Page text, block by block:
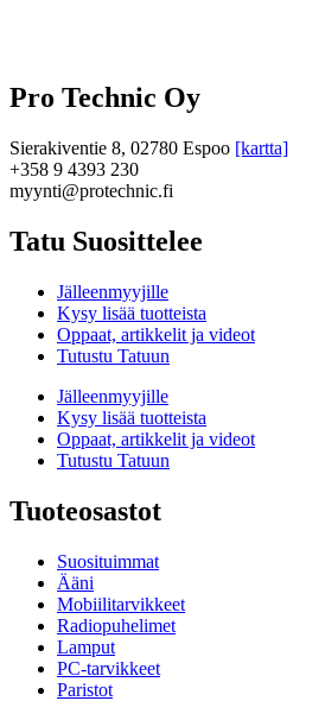
Pro Technic Oy
Sierakiventie 8, 02780 Espoo [kartta]
+358 9 4393 230
myynti@protechnic.fi
Tatu Suosittelee
Jälleenmyyjille
Kysy lisää tuotteista
Oppaat, artikkelit ja videot
Tutustu Tatuun
Jälleenmyyjille
Kysy lisää tuotteista
Oppaat, artikkelit ja videot
Tutustu Tatuun
Tuoteosastot
Suosituimmat
Ääni
Mobiilitarvikkeet
Radiopuhelimet
Lamput
PC-tarvikkeet
Paristot